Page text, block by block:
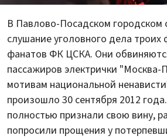
В Павлово-Посадском городском
слушание уголовного дела троих
фанатов ФК ЦСКА. Они
пассажиров электрички
мотивам национальной
произошло 30 сентября 2012
полностью признали свою вину,
попросили прощения у